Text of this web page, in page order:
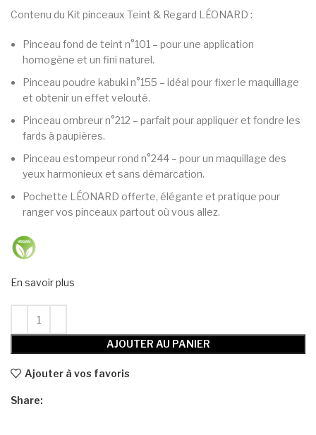
Contenu du Kit pinceaux Teint & Regard LÉONARD :
Pinceau fond de teint n°101 – pour une application
homogène et un fini naturel.
Pinceau poudre kabuki n°155 – idéal pour fixer le maquillage
et obtenir un effet velouté.
Pinceau ombreur n°212 – parfait pour appliquer et fondre les
fards à paupières.
Pinceau estompeur rond n°244 – pour un maquillage des
yeux harmonieux et sans démarcation.
Pochette LÉONARD offerte, élégante et pratique pour
ranger vos pinceaux partout où vous allez.
En savoir plus
AJOUTER AU PANIER
Ajouter à vos favoris
Share: